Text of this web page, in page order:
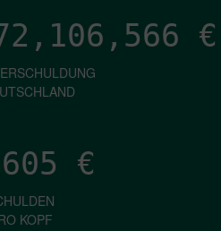
€
€
KOPF